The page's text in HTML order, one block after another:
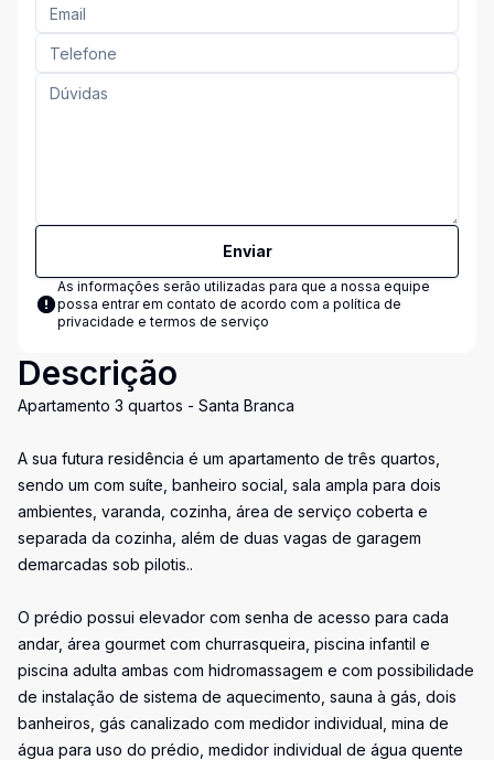
Enviar
As informações serão utilizadas para que a nossa equipe
possa entrar em contato de acordo com a política de
privacidade e termos de serviço
Descrição
Apartamento 3 quartos - Santa Branca
A sua futura residência é um apartamento de três quartos,
sendo um com suíte, banheiro social, sala ampla para dois
ambientes, varanda, cozinha, área de serviço coberta e
separada da cozinha, além de duas vagas de garagem
demarcadas sob pilotis..
O prédio possui elevador com senha de acesso para cada
andar, área gourmet com churrasqueira, piscina infantil e
piscina adulta ambas com hidromassagem e com possibilidade
de instalação de sistema de aquecimento, sauna à gás, dois
banheiros, gás canalizado com medidor individual, mina de
água para uso do prédio, medidor individual de água quente